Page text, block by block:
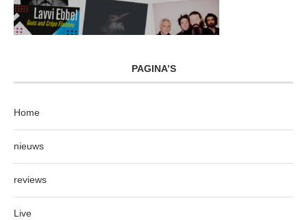
PAGINA’S
Home
nieuws
reviews
Live